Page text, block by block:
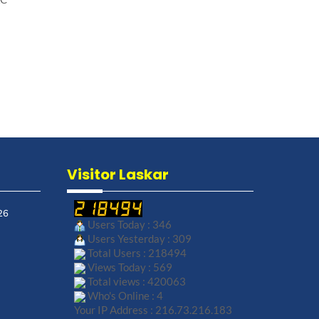
Visitor Laskar
Users Today : 346
Users Yesterday : 309
Total Users : 218494
Views Today : 569
Total views : 420063
Who's Online : 4
Your IP Address : 216.73.216.183